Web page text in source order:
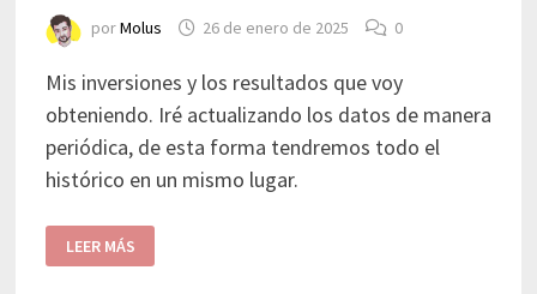
porMolus 26 de enero de 2025 0
Mis inversiones y los resultados que voy
obteniendo. Iré actualizando los datos de manera
periódica, de esta forma tendremos todo el
histórico en un mismo lugar.
LEER MÁS